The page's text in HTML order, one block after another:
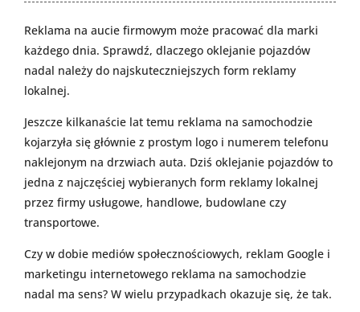
Reklama na aucie firmowym może pracować dla marki
każdego dnia. Sprawdź, dlaczego oklejanie pojazdów
nadal należy do najskuteczniejszych form reklamy
lokalnej.
Jeszcze kilkanaście lat temu reklama na samochodzie
kojarzyła się głównie z prostym logo i numerem telefonu
naklejonym na drzwiach auta. Dziś oklejanie pojazdów to
jedna z najczęściej wybieranych form reklamy lokalnej
przez firmy usługowe, handlowe, budowlane czy
transportowe.
Czy w dobie mediów społecznościowych, reklam Google i
marketingu internetowego reklama na samochodzie
nadal ma sens? W wielu przypadkach okazuje się, że tak.